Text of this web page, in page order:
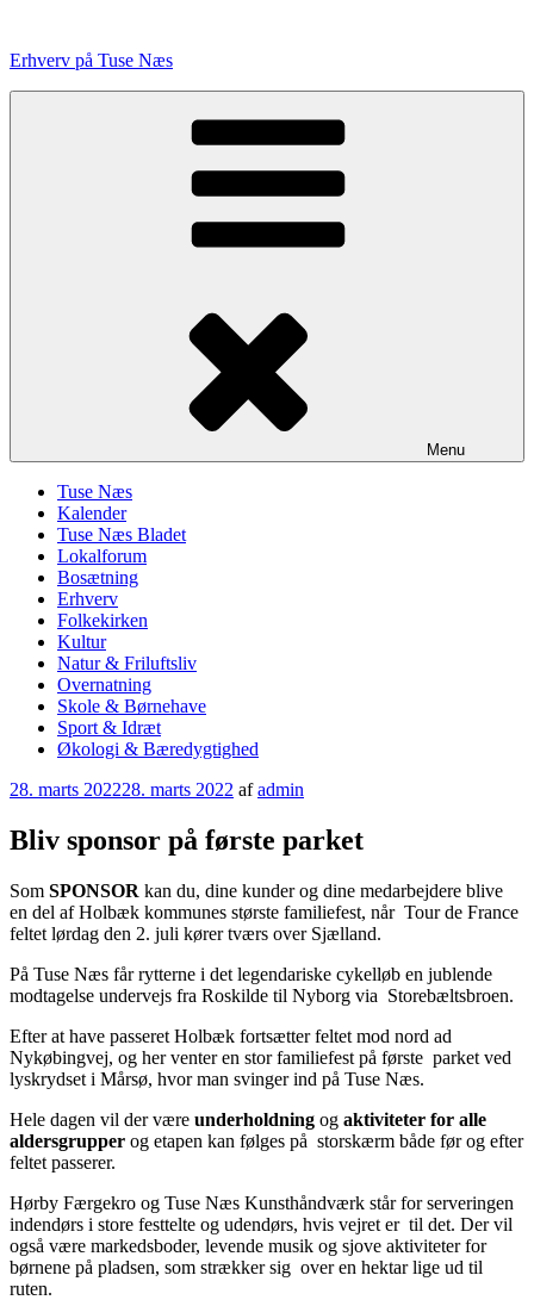
indhold
Erhverv på Tuse Næs
Menu
Tuse Næs
Kalender
Tuse Næs Bladet
Lokalforum
Bosætning
Erhverv
Folkekirken
Kultur
Natur & Friluftsliv
Overnatning
Skole & Børnehave
Sport & Idræt
Økologi & Bæredygtighed
Udgivet
28. marts 202228. marts 2022 afadmin
Bliv sponsor på første parket
Som SPONSOR kan du, dine kunder og dine medarbejdere blive
en del af Holbæk kommunes største familiefest, når Tour de France
feltet lørdag den 2. juli kører tværs over Sjælland.
På Tuse Næs får rytterne i det legendariske cykelløb en jublende
modtagelse undervejs fra Roskilde til Nyborg via Storebæltsbroen.
Efter at have passeret Holbæk fortsætter feltet mod nord ad
Nykøbingvej, og her venter en stor familiefest på første parket ved
lyskrydset i Mårsø, hvor man svinger ind på Tuse Næs.
Hele dagen vil der være underholdning og aktiviteter for alle
aldersgrupper og etapen kan følges på storskærm både før og efter
feltet passerer.
Hørby Færgekro og Tuse Næs Kunsthåndværk står for serveringen
indendørs i store festtelte og udendørs, hvis vejret er til det. Der vil
også være markedsboder, levende musik og sjove aktiviteter for
børnene på pladsen, som strækker sig over en hektar lige ud til
ruten.